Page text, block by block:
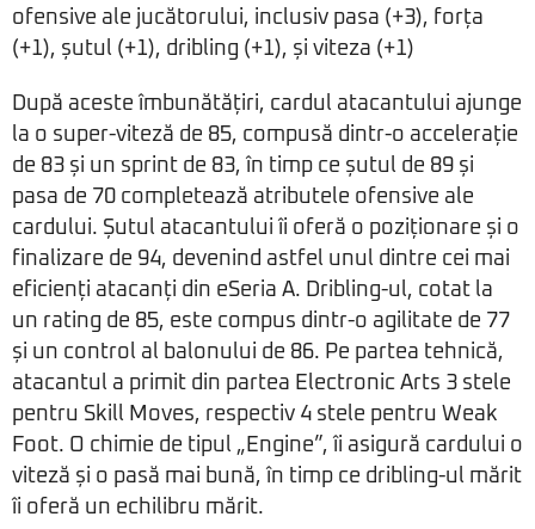
ofensive ale jucătorului, inclusiv pasa (+3), forța
(+1), șutul (+1), dribling (+1), și viteza (+1)
După aceste îmbunătățiri, cardul atacantului ajunge
la o super-viteză de 85, compusă dintr-o accelerație
de 83 și un sprint de 83, în timp ce șutul de 89 și
pasa de 70 completează atributele ofensive ale
cardului. Șutul atacantului îi oferă o poziționare și o
finalizare de 94, devenind astfel unul dintre cei mai
eficienți atacanți din eSeria A. Dribling-ul, cotat la
un rating de 85, este compus dintr-o agilitate de 77
și un control al balonului de 86. Pe partea tehnică,
atacantul a primit din partea Electronic Arts 3 stele
pentru Skill Moves, respectiv 4 stele pentru Weak
Foot. O chimie de tipul „Engine”, îi asigură cardului o
viteză și o pasă mai bună, în timp ce dribling-ul mărit
îi oferă un echilibru mărit.